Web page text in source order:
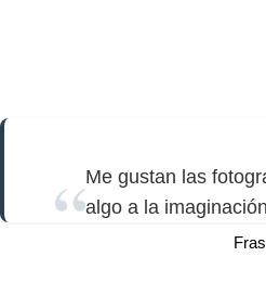
Me gustan las
algo a la